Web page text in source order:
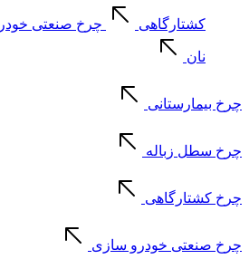
کشتارگاهی چرخ صنعتی
نان
چرخ بیمارستانی
چرخ سطل زباله
چرخ کشتارگاهی
چرخ صنعتی خودرو سازی